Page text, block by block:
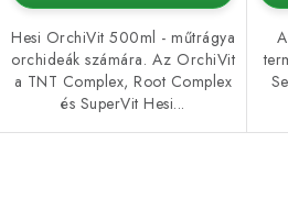
Hesi OrchiVit 500ml - műtrágya
orchideák számára. Az OrchiVit
a TNT Complex, Root Complex
és SuperVit Hesi...